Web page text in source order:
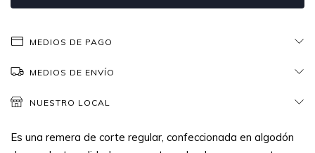
MEDIOS DE PAGO
MEDIOS DE ENVÍO
NUESTRO LOCAL
Es una remera de corte regular, confeccionada en algodón